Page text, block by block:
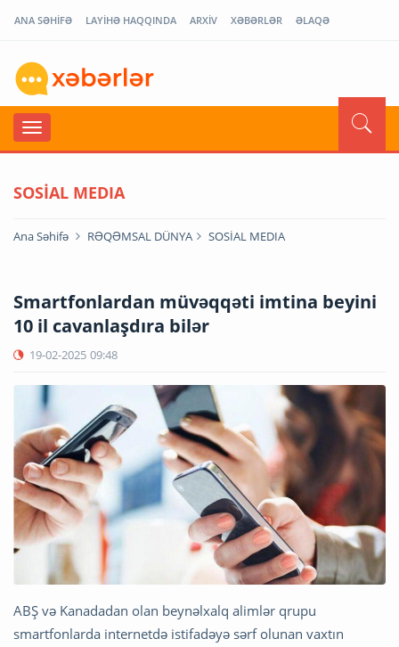
ANA SƏHİFƏ LAYİHƏ HAQQINDA ARXİV XƏBƏRLƏR ƏLAQƏ
SOSİAL MEDIA
Ana Səhifə RƏQƏMSAL DÜNYA SOSİAL MEDIA
Smartfonlardan müvəqqəti imtina beyini
10 il cavanlaşdıra bilər
19-02-2025 09:48
ABŞ və Kanadadan olan beynəlxalq alimlər qrupu
smartfonlarda internetdə istifadəyə sərf olunan vaxtın